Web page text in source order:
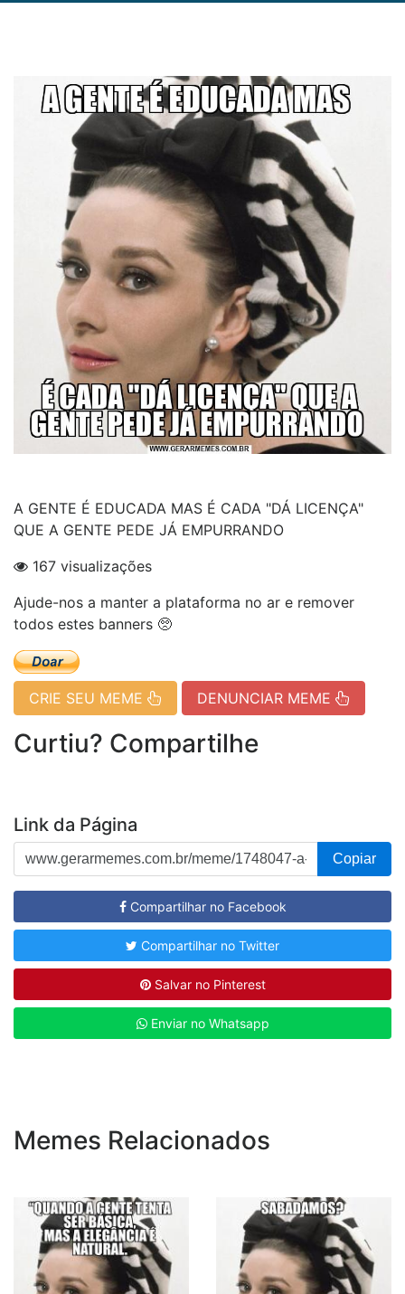
A GENTE É EDUCADA MAS É CADA "DÁ LICENÇA"
QUE A GENTE PEDE JÁ EMPURRANDO
167 visualizações
Ajude-nos a manter a plataforma no ar e remover
todos estes banners 🥺
CRIE SEU MEME DENUNCIAR MEME
Curtiu? Compartilhe
Link da Página
Copiar
Compartilhar no Facebook
Compartilhar no Twitter
Salvar no Pinterest
Enviar no Whatsapp
Memes Relacionados